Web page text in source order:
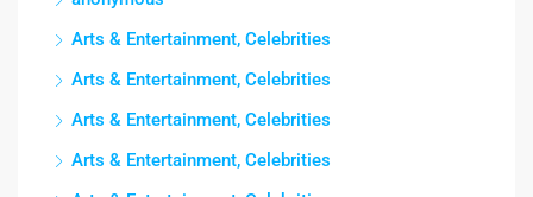
Arts & Entertainment, Celebrities
Arts & Entertainment, Celebrities
Arts & Entertainment, Celebrities
Arts & Entertainment, Celebrities